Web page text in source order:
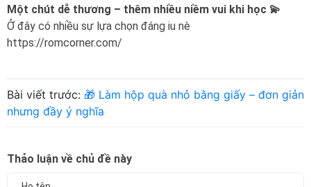
Một chút dễ thương – thêm nhiều niềm vui khi học 💫
Ở đây có nhiều sự lựa chọn đáng iu nè
https://romcorner.com/
Bài viết trước: 🎁 Làm hộp quà nhỏ bằng giấy – đơn giản
nhưng đầy ý nghĩa
Thảo luận về chủ đề này